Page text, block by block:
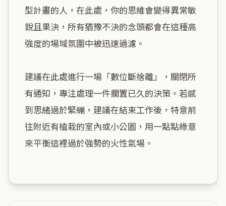
型計畫的人，在此處，你的思維會變得異常敏
銳且果決，所有猶豫不決的念頭都會在這種高
強度的場域氛圍中被迅速過濾。
建議在此處進行一場「數位斷捨離」，關閉所
有通知，專注處理一件擱置已久的決策。若感
到思緒過於緊繃，建議在結束工作後，特意前
往附近有植栽的室內或小公園，用一點點綠意
來平衡這裡過於強勢的火性氣場。